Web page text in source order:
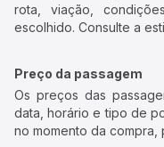
rota, viação,
escolhido. Consulte a
Preço da passagem
Os preços das
data, horário e tipo de
no momento da